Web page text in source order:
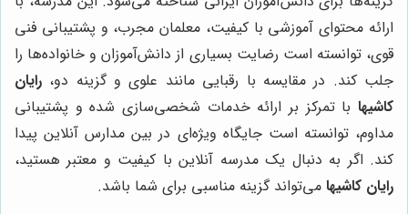
ارائه محتوای آموزشی با کیفیت، معلمان مجرب، و پشتیبانی فنی
قوی، توانسته است رضایت بسیاری از دانش‌آموزان و خانواده‌ها را
جلب کند. در مقایسه با رقبایی مانند علوی و گزینه دو، رایان
کاشیها با تمرکز بر ارائه خدمات شخصی‌سازی شده و پشتیبانی
مداوم، توانسته است جایگاه ویژه‌ای در بین مدارس آنلاین پیدا
کند. اگر به دنبال یک مدرسه آنلاین با کیفیت و معتبر هستید،
رایان کاشیها می‌تواند گزینه مناسبی برای شما باشد.